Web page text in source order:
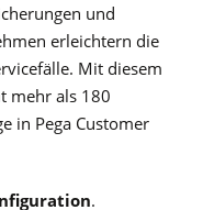
und
erleichtern die
Mit diesem
mehr als 180
in Pega Customer
.